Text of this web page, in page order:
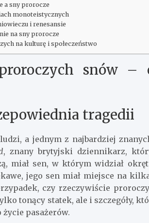
a sny prorocze
monoteistycznych
i renesansie
na sny prorocze
na kulturę i społeczeństwo
snów –
tragedii
a jednym z najbardziej
, znany brytyjski dziennikarz,
miał sen, w którym widział
jego sen miał miejsce na
czy rzeczywiście
tonący statek, ale i szczegóły,
pasażerów.